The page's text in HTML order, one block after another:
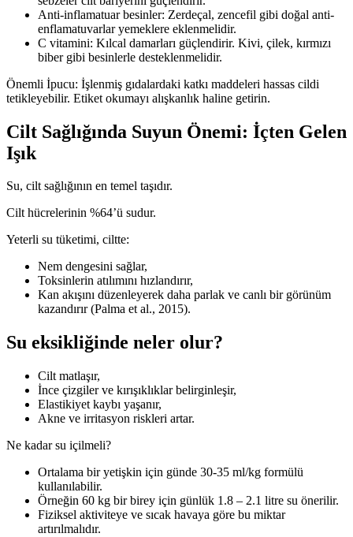
Anti-inflamatuar besinler: Zerdeçal, zencefil gibi doğal anti-
enflamatuvarlar yemeklere eklenmelidir.
C vitamini: Kılcal damarları güçlendirir. Kivi, çilek, kırmızı
biber gibi besinlerle desteklenmelidir.
Önemli İpucu: İşlenmiş gıdalardaki katkı maddeleri hassas cildi
tetikleyebilir. Etiket okumayı alışkanlık haline getirin.
Cilt Sağlığında Suyun Önemi: İçten Gelen
Işık
Su, cilt sağlığının en temel taşıdır.
Cilt hücrelerinin %64’ü sudur.
Yeterli su tüketimi, ciltte:
Nem dengesini sağlar,
Toksinlerin atılımını hızlandırır,
Kan akışını düzenleyerek daha parlak ve canlı bir görünüm
kazandırır (Palma et al., 2015).
Su eksikliğinde neler olur?
Cilt matlaşır,
İnce çizgiler ve kırışıklıklar belirginleşir,
Elastikiyet kaybı yaşanır,
Akne ve irritasyon riskleri artar.
Ne kadar su içilmeli?
Ortalama bir yetişkin için günde 30-35 ml/kg formülü
kullanılabilir.
Örneğin 60 kg bir birey için günlük 1.8 – 2.1 litre su önerilir.
Fiziksel aktiviteye ve sıcak havaya göre bu miktar
artırılmalıdır.